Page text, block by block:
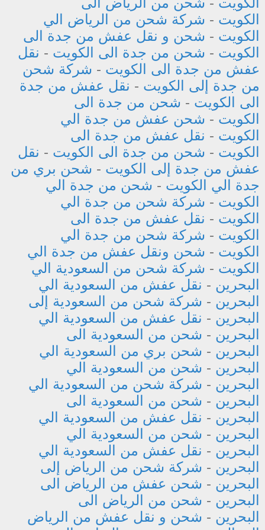
الكويت - شركة شحن من الرياض الي
الكويت - شحن و نقل عفش من جدة الى
الكويت - شحن من جدة الى الكويت - نقل
عفش من جدة الى الكويت - شركة شحن
من جدة إلى الكويت - نقل عفش من جدة
الى الكويت - شحن من جدة الى
الكويت - شحن عفش من جدة الي
الكويت - نقل عفش من جدة الى
الكويت - شحن من جدة الى الكويت - نقل
عفش من جدة إلى الكويت - شحن بري من
جدة الي الكويت - شحن من جدة الي
الكويت - شركة شحن من جدة الي
الكويت - نقل عفش من جدة الى
الكويت - شركة شحن من جدة الي
الكويت - شحن ونقل عفش من جدة الي
الكويت - شركة شحن من السعودية الي
البحرين - نقل عفش من السعودية الي
البحرين - شركة شحن من السعودية إلى
البحرين - نقل عفش من السعودية الي
البحرين - شحن من السعودية الى
البحرين - شحن بري من السعودية الي
البحرين - شحن من السعودية الي
البحرين - شركة شحن من السعودية الي
البحرين - شحن من السعودية الى
البحرين - نقل عفش من السعودية الي
البحرين - شحن من السعودية الي
البحرين - نقل عفش من السعودية الي
البحرين - شركة شحن من الرياض إلى
البحرين - شحن عفش من الرياض الى
البحرين - شحن من الرياض الى
البحرين - شحن و نقل عفش من الرياض